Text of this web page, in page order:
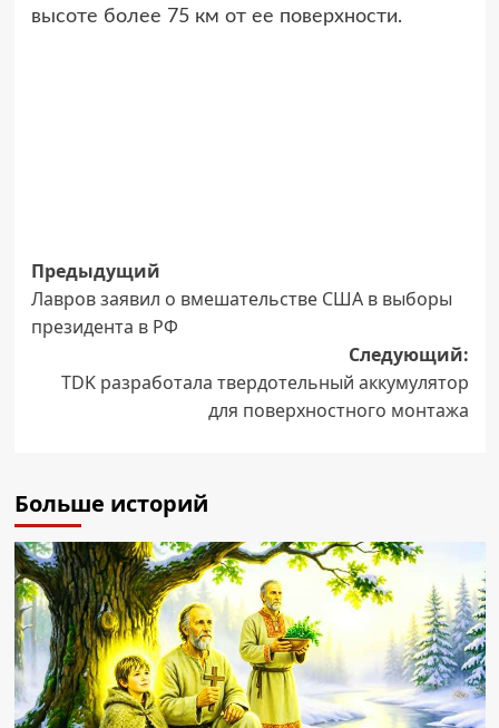
высоте более 75 км от ее поверхности.
Навигация
записи
Предыдущий
Лавров заявил о вмешательстве США в выборы
президента в РФ
Следующий:
TDK разработала твердотельный аккумулятор
для поверхностного монтажа
Больше историй